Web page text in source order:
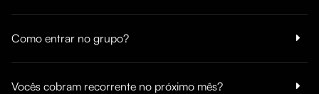
Como entrar no grupo?
Vocês cobram recorrente no próximo mês?